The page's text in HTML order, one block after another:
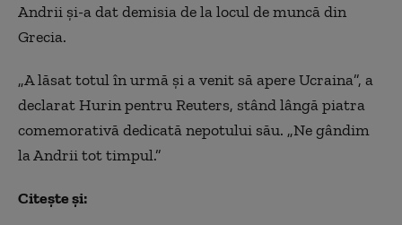
Andrii și-a dat demisia de la locul de muncă din
Grecia.
„A lăsat totul în urmă și a venit să apere Ucraina”, a
declarat Hurin pentru Reuters, stând lângă piatra
comemorativă dedicată nepotului său. „Ne gândim
la Andrii tot timpul.”
Citește și: